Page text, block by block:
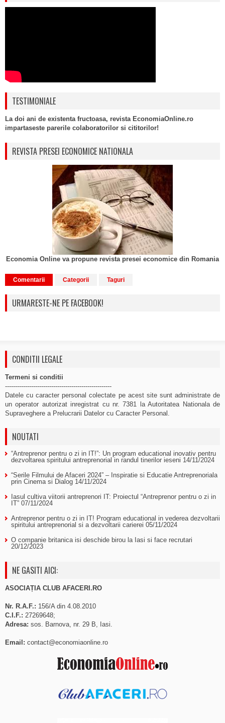
TESTIMONIALE
La doi ani de existenta fructoasa, revista EconomiaOnline.ro
impartaseste parerile colaboratorilor si cititorilor!
REVISTA PRESEI ECONOMICE NATIONALA
Economia Online va propune revista presei economice din Romania
Comentarii Categorii Taguri
URMARESTE-NE PE FACEBOOK!
CONDITII LEGALE
Termeni si conditii
-----------------------------------------------------
Datele cu caracter personal colectate pe acest site sunt administrate de
un operator autorizat inregistrat cu nr. 7381 la Autoritatea Nationala de
Supraveghere a Prelucrarii Datelor cu Caracter Personal.
NOUTATI
“Antreprenor pentru o zi in IT!”: Un program educational inovativ pentru
dezvoltarea spiritului antreprenorial in randul tinerilor ieseni 14/11/2024
“Serile Filmului de Afaceri 2024” – Inspiratie si Educatie Antreprenoriala
prin Cinema si Dialog 14/11/2024
Iasul cultiva viitorii antreprenori IT: Proiectul “Antreprenor pentru o zi in
IT” 07/11/2024
Antreprenor pentru o zi in IT! Program educational in vederea dezvoltarii
spiritului antreprenorial si a dezvoltarii carierei 05/11/2024
O companie britanica isi deschide birou la Iasi si face recrutari
20/12/2023
NE GASITI AICI:
ASOCIAȚIA CLUB AFACERI.RO
Nr. R.A.F.: 156/A din 4.08.2010
C.I.F.: 27269648;
Adresa: sos. Barnova, nr. 29 B, Iasi.
Email: contact@economiaonline.ro